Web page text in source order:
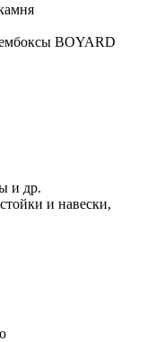
BOYARD
и др.
и навески,